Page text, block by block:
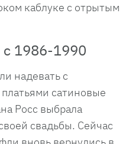
каблуке с отрытым
1986-1990
надевать с
сатиновые
Росс выбрала
свадьбы. Сейчас